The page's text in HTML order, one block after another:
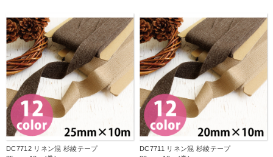
DC7712 リネン混 杉綾テープ
DC7711 リネン混 杉綾テープ